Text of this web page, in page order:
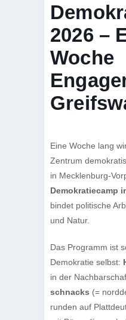
2026 –
Woche
Eine Woche lang
Zen­trum
in Meck­len­burg-
Demo­kra­tie­camp
bin­det poli­ti­sche
und Natur.
Das Pro­gramm ist
Demo­kra­tie selbst:
in der
schnacks (=
run­den auf